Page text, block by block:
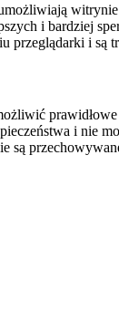
i bardziej
przeglądarki i
i nie
są